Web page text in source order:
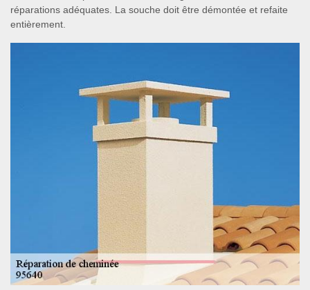
réparations adéquates. La souche doit être démontée et refaite
entièrement.